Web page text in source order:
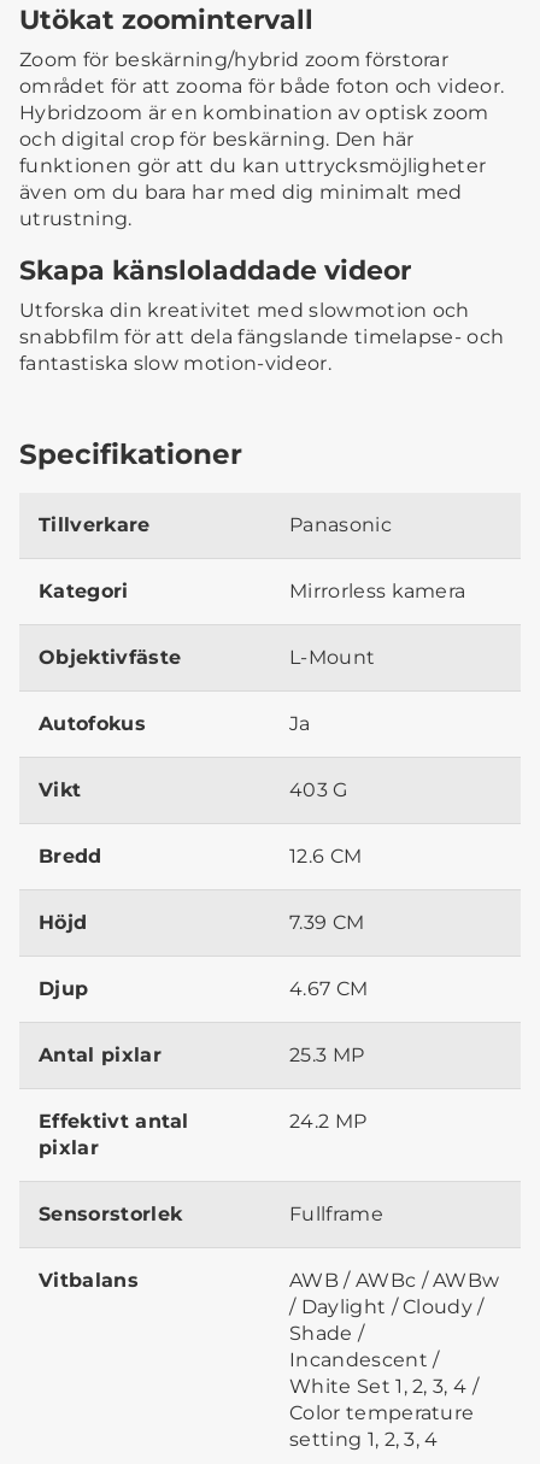
Utökat zoomintervall
Zoom för beskärning/hybrid zoom förstorar
området för att zooma för både foton och videor.
Hybridzoom är en kombination av optisk zoom
och digital crop för beskärning. Den här
funktionen gör att du kan uttrycksmöjligheter
även om du bara har med dig minimalt med
utrustning.
Skapa känsloladdade videor
Utforska din kreativitet med slowmotion och
snabbfilm för att dela fängslande timelapse- och
fantastiska slow motion-videor.
Specifikationer
Tillverkare Panasonic
Kategori Mirrorless kamera
Objektivfäste L-Mount
Autofokus Ja
Vikt 403 G
Bredd 12.6 CM
Höjd 7.39 CM
Djup 4.67 CM
Antal pixlar 25.3 MP
Effektivt antal
pixlar
24.2 MP
Sensorstorlek Fullframe
Vitbalans
AWB / AWBc / AWBw
/ Daylight / Cloudy /
Shade /
Incandescent /
White Set 1, 2, 3, 4 /
Color temperature
setting 1, 2, 3, 4